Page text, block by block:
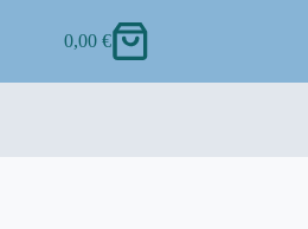
0,00 €